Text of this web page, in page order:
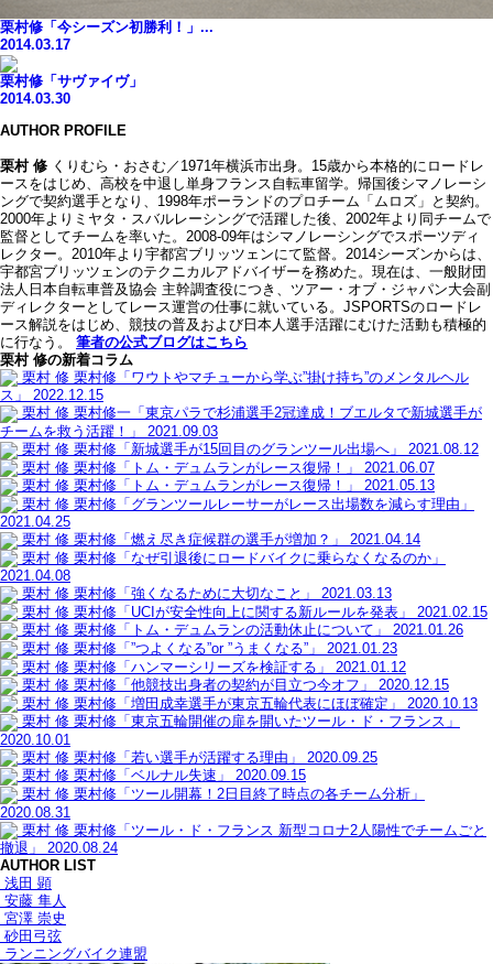
栗村修「今シーズン初勝利！」...
2014.03.17
栗村修「サヴァイヴ」
2014.03.30
AUTHOR PROFILE
栗村 修 くりむら・おさむ／1971年横浜市出身。15歳から本格的にロードレ
ースをはじめ、高校を中退し単身フランス自転車留学。帰国後シマノレーシ
ングで契約選手となり、1998年ポーランドのプロチーム「ムロズ」と契約。
2000年よりミヤタ・スバルレーシングで活躍した後、2002年より同チームで
監督としてチームを率いた。2008-09年はシマノレーシングでスポーツディ
レクター。2010年より宇都宮ブリッツェンにて監督。2014シーズンからは、
宇都宮ブリッツェンのテクニカルアドバイザーを務めた。現在は、一般財団
法人日本自転車普及協会 主幹調査役につき、ツアー・オブ・ジャパン大会副
ディレクターとしてレース運営の仕事に就いている。JSPORTSのロードレ
ース解説をはじめ、競技の普及および日本人選手活躍にむけた活動も積極的
に行なう。 筆者の公式ブログはこちら
栗村 修の新着コラム
栗村 修 栗村修「ワウトやマチューから学ぶ”掛け持ち”のメンタルヘル
ス」
2022.12.15
栗村 修 栗村修一「東京パラで杉浦選手2冠達成！ブエルタで新城選手が
チームを救う活躍！」
2021.09.03
栗村 修 栗村修「新城選手が15回目のグランツール出場へ」
2021.08.12
栗村 修 栗村修「トム・デュムランがレース復帰！」
2021.06.07
栗村 修 栗村修「トム・デュムランがレース復帰！」
2021.05.13
栗村 修 栗村修「グランツールレーサーがレース出場数を減らす理由」
2021.04.25
栗村 修 栗村修「燃え尽き症候群の選手が増加？」
2021.04.14
栗村 修 栗村修「なぜ引退後にロードバイクに乗らなくなるのか」
2021.04.08
栗村 修 栗村修「強くなるために大切なこと」
2021.03.13
栗村 修 栗村修「UCIが安全性向上に関する新ルールを発表」
2021.02.15
栗村 修 栗村修「トム・デュムランの活動休止について」
2021.01.26
栗村 修 栗村修「”つよくなる”or ”うまくなる”」
2021.01.23
栗村 修 栗村修「ハンマーシリーズを検証する」
2021.01.12
栗村 修 栗村修「他競技出身者の契約が目立つ今オフ」
2020.12.15
栗村 修 栗村修「増田成幸選手が東京五輪代表にほぼ確定」
2020.10.13
栗村 修 栗村修「東京五輪開催の扉を開いたツール・ド・フランス」
2020.10.01
栗村 修 栗村修「若い選手が活躍する理由」
2020.09.25
栗村 修 栗村修「ベルナル失速」
2020.09.15
栗村 修 栗村修「ツール開幕！2日目終了時点の各チーム分析」
2020.08.31
栗村 修 栗村修「ツール・ド・フランス 新型コロナ2人陽性でチームごと
撤退」
2020.08.24
AUTHOR LIST
浅田 顕
安藤 隼人
宮澤 崇史
砂田弓弦
ランニングバイク連盟